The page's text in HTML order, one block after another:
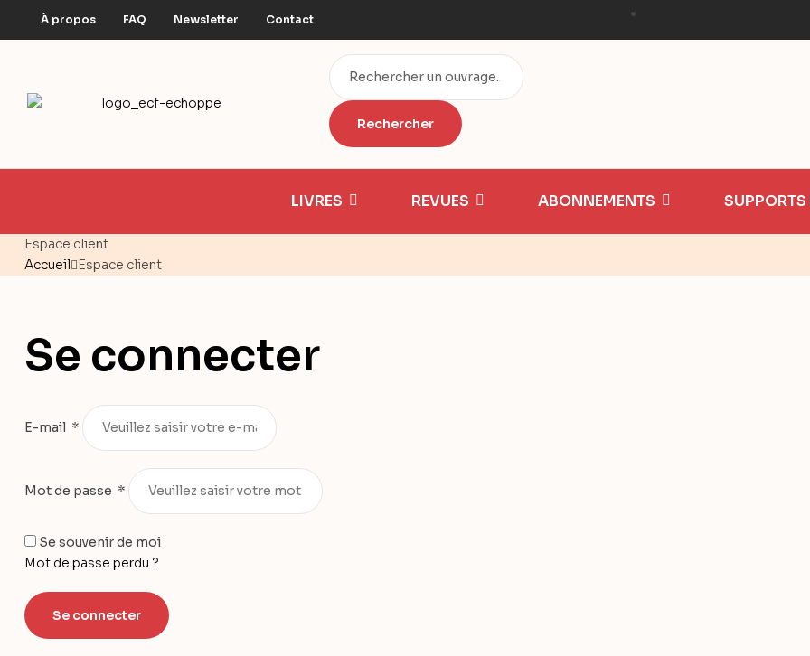
À propos FAQ Newsletter Contact
LIVRES REVUES ABONNEMENTS SUPPORTS
Espace client
Accueil
Espace client
Se connecter
E-mail *
Mot de passe *
Se souvenir de moi
Mot de passe perdu ?
Se connecter